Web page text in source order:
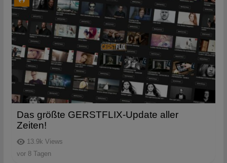
13.9k Views
Das größte GERSTFLIX-Update aller
Zeiten!
vor 8 Tagen